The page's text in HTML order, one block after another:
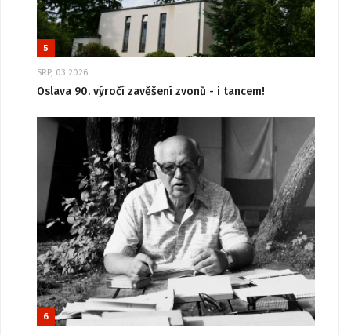
5
SRP, 03 2026
Oslava 90. výročí zavěšení zvonů - i tancem!
6